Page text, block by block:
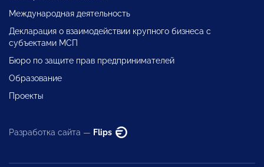
Международная деятельность
Декларация о взаимодействии крупного бизнеса с
субъектами МСП
Бюро по защите прав предпринимателей
Образование
Проекты
Разработка сайта — Flips